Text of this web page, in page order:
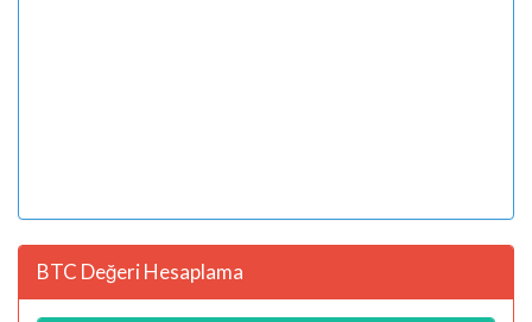
BTC Değeri Hesaplama